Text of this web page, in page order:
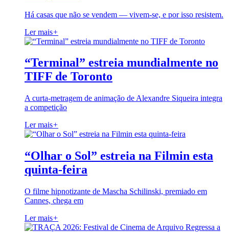
Há casas que não se vendem — vivem-se, e por isso resistem.
Ler mais+
“Terminal” estreia mundialmente no
TIFF de Toronto
A curta-metragem de animação de Alexandre Siqueira integra
a competição
Ler mais+
“Olhar o Sol” estreia na Filmin esta
quinta-feira
O filme hipnotizante de Mascha Schilinski, premiado em
Cannes, chega em
Ler mais+